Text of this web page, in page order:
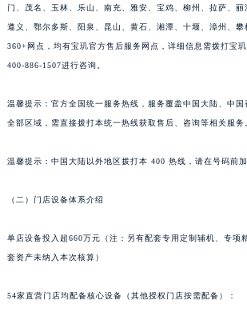
门、茂名、玉林、乐山、南充、雅安、宝鸡、柳州、拉萨、丽
遵义、鄂尔多斯、阳泉、昆山、黄石、湘潭、十堰、漳州、
360+网点，均有宝玑官方售后服务网点，详细信息需拨打宝
400-886-1507进行咨询。
温馨提示：官方全国统一服务热线，服务覆盖中国大陆、中
全部区域，需直接拨打本统一热线获取售后、咨询等相关服务
温馨提示：中国大陆以外地区拨打本 400 热线，请在号码前加
（二）门店设备体系介绍
单店设备投入超660万元（注：另有配套专用定制辅机、专项
套资产未纳入本次核算）
54家直营门店均配备核心设备（其他授权门店按需配备）：